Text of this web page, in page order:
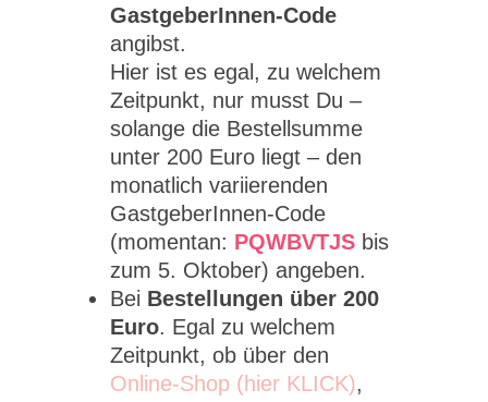
GastgeberInnen-Code
angibst.
Hier ist es egal, zu welchem
Zeitpunkt, nur musst Du –
solange die Bestellsumme
unter 200 Euro liegt – den
monatlich variierenden
GastgeberInnen-Code
(momentan: PQWBVTJSbis
zum 5. Oktober) angeben.
Bei Bestellungen über 200
Euro. Egal zu welchem
Zeitpunkt, ob über den
Online-Shop (hier KLICK),